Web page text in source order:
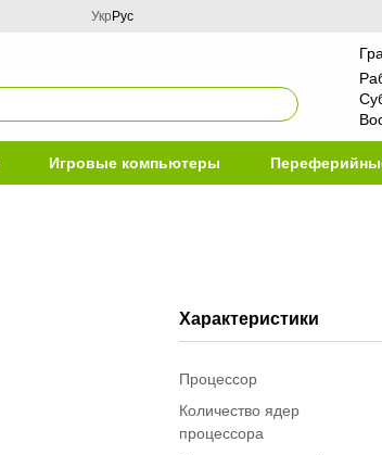
Укр Рус
Игровые компьютеры
Характеристики
Процессор
Количество ядер
процессора